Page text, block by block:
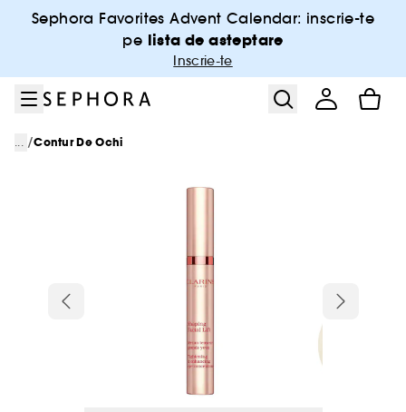
Sephora Favorites Advent Calendar: inscrie-te
pe lista de asteptare
Inscrie-te
... /Contur De Ochi